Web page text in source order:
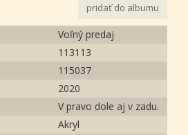
pridať do albumu
Voľný predaj
113113
115037
2020
V pravo dole aj v zadu.
Akryl